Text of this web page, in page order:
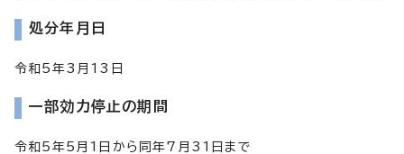
処分年月日
令和5年3月13日
一部効力停止の期間
令和5年5月1日から同年7月31日まで